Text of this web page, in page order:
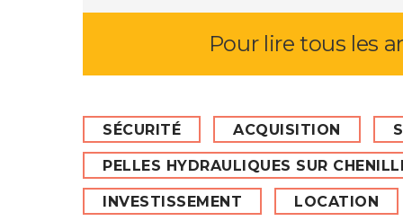
Pour lire tous les
SÉCURITÉ ACQUISITION
PELLES HYDRAULIQUES SUR
INVESTISSEMENT LOCATION